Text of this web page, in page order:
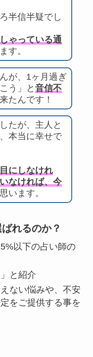
半信半疑でし
ゃっている通
す。
が、1ヶ月過ぎ
う」と音信不
たんです！
たが、主人と
本当に幸せで
にしなけれ
なければ、今
います。
れるのか？
以下の占い師の
と紹介
ない悩みや、不安
をご提供する事を